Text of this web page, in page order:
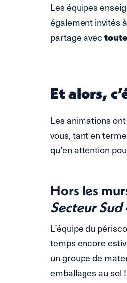
Les équipes
également invités
partage avec
Et alors,
Les animations
vous, tant en
qu’en attention
Hors les
Secteur Sud
L’équipe du
temps encore
un groupe de
emballages au sol